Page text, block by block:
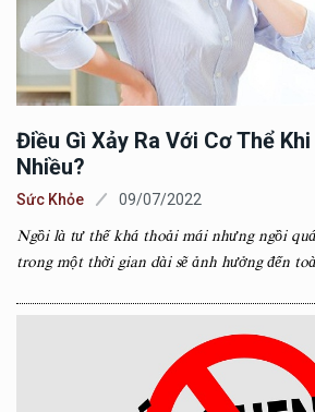
Điều Gì Xảy Ra Với Cơ Thể
Nhiều?
Sức Khỏe 09/07/2022
Ngồi là tư thế khá thoải mái nhưng ngồi
trong một thời gian dài sẽ ảnh hưởng đến